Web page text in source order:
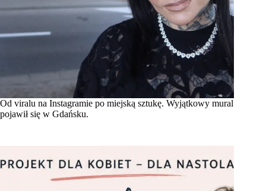
Od viralu na Instagramie po miejską sztukę. Wyjątkowy mural
pojawił się w Gdańsku.